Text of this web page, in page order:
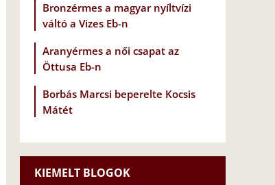
Bronzérmes a magyar nyíltvízi
váltó a Vizes Eb-n
Aranyérmes a női csapat az
Öttusa Eb-n
Borbás Marcsi beperelte Kocsis
Mátét
KIEMELT BLOGOK